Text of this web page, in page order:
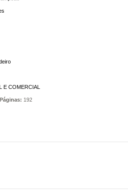
E COMERCIAL
192